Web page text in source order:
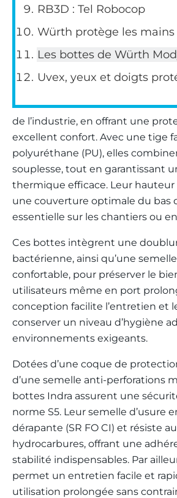
RB3D : Tel Robocop
Würth protège les mains
Les bottes de Würth
Uvex, yeux et doigts
de l’industrie, en offrant une
excellent confort. Avec une tige
polyuréthane (PU), elles
souplesse, tout en garantissant
thermique efficace. Leur hauteur
une couverture optimale du bas
essentielle sur les chantiers ou
Ces bottes intègrent une
bactérienne, ainsi qu’une
confortable, pour préserver le
utilisateurs même en port
conception facilite l’entretien et
conserver un niveau d’hygiène
environnements exigeants.
Dotées d’une coque de
d’une semelle anti-perforations
bottes Indra assurent une
norme S5. Leur semelle d’usure
dérapante (SR FO CI) et résiste
hydrocarbures, offrant une
stabilité indispensables. Par
permet un entretien facile et
utilisation prolongée sans